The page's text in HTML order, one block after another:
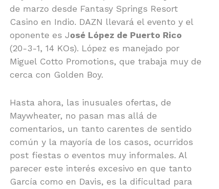
de marzo desde Fantasy Springs Resort
Casino en Indio. DAZN llevará el evento y el
oponente es José López de Puerto Rico
(20-3-1, 14 KOs). López es manejado por
Miguel Cotto Promotions, que trabaja muy de
cerca con Golden Boy.
Hasta ahora, las inusuales ofertas, de
Maywheater, no pasan mas allá de
comentarios, un tanto carentes de sentido
común y la mayoría de los casos, ocurridos
post fiestas o eventos muy informales. Al
parecer este interés excesivo en que tanto
García como en Davis, es la dificultad para